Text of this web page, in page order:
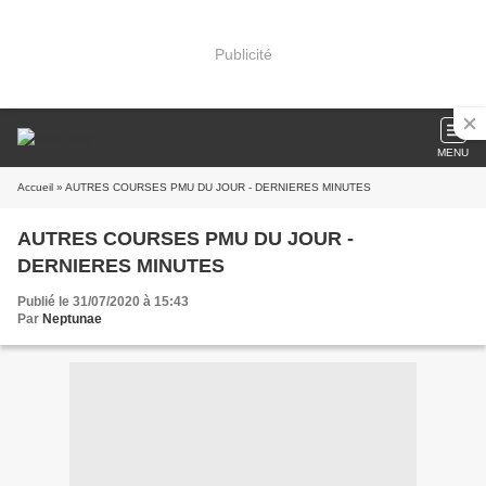
Publicité
MENU
Accueil » AUTRES COURSES PMU DU JOUR - DERNIERES MINUTES
AUTRES COURSES PMU DU JOUR -
DERNIERES MINUTES
Publié le 31/07/2020 à 15:43
Par Neptunae